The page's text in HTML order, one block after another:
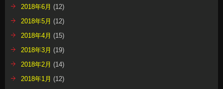
2018年6月 (12)
2018年5月 (12)
2018年4月 (15)
2018年3月 (19)
2018年2月 (14)
2018年1月 (12)